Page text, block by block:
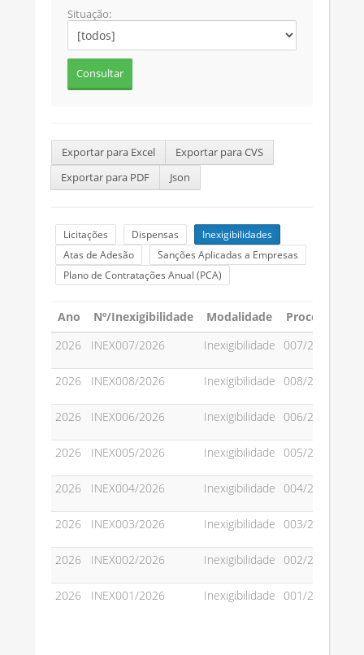
Situação:
Exportar para Excel
Exportar para CVS
Exportar para PDF
Json
Licitações Dispensas
Inexigibilidades
Atas de Adesão
Sanções Aplicadas a Empresas
Plano de Contratações Anual (PCA)
Ano Nº/Inexigibilidade Modalidade
Processo
2026
INEX007/2026 Inexigibilidade 007/2026
2026 INEX008/2026 Inexigibilidade 008/2026
2026 INEX006/2026 Inexigibilidade 006/2026
2026 INEX005/2026 Inexigibilidade 005/2026
2026 INEX004/2026 Inexigibilidade 004/2026
2026 INEX003/2026 Inexigibilidade 003/2026
2026 INEX002/2026 Inexigibilidade 002/2026
2026 INEX001/2026 Inexigibilidade 001/2026